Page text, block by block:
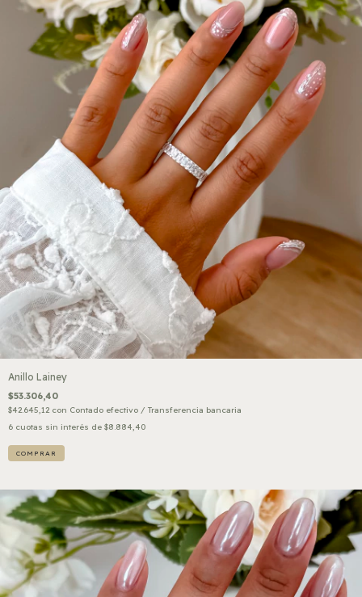
Anillo Lainey
$53.306,40
$42.645,12 con Contado efectivo / Transferencia bancaria
6 cuotas sin interés de $8.884,40
COMPRAR